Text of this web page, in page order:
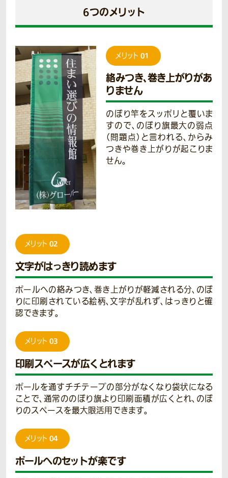
6つのメリット
メリット 01
絡みつき、巻き上がりがあ
りません
のぼり竿をスッポリと覆いま
すので、のぼり旗最大の弱点
（問題点）と言われる、からみ
つきや巻き上がりが起こりま
せん。
メリット 02
文字がはっきり読めます
ポールへの絡みつき、巻き上がりが軽減される分、のぼ
りに印刷されている絵柄、文字が乱れず、はっきりと確
認できます。
メリット 03
印刷スペースが広くとれます
ポールを通すチチテープの部分がなくなり袋状になる
ことで、通常ののぼり旗より印刷面積が広くとれ、のぼ
りのスペースを最大限活用できます。
メリット 04
ポールへのセットが楽です